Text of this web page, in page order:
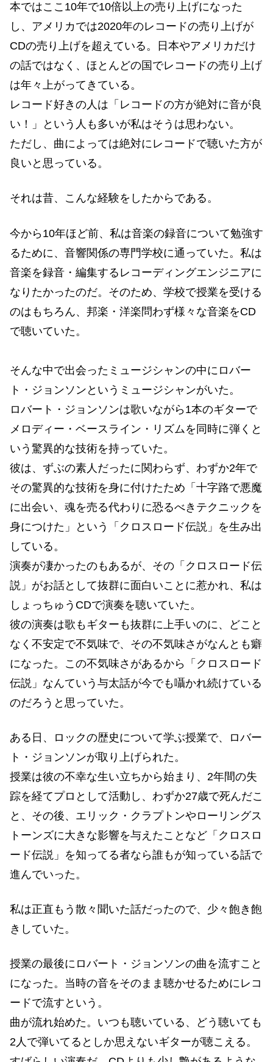
本ではここ10年で10倍以上の売り上げになった
し、アメリカでは2020年のレコードの売り上げが
CDの売り上げを超えている。日本やアメリカだけ
の話ではなく、ほとんどの国でレコードの売り上げ
は年々上がってきている。
レコード好きの人は「レコードの方が絶対に音が良
い！」という人も多いが私はそうは思わない。
ただし、曲によっては絶対にレコードで聴いた方が
良いと思っている。
それは昔、こんな経験をしたからである。
今から10年ほど前、私は音楽の録音について勉強す
るために、音響関係の専門学校に通っていた。私は
音楽を録音・編集するレコーディングエンジニアに
なりたかったのだ。そのため、学校で授業を受ける
のはもちろん、邦楽・洋楽問わず様々な音楽をCD
で聴いていた。
そんな中で出会ったミュージシャンの中にロバー
ト・ジョンソンというミュージシャンがいた。
ロバート・ジョンソンは歌いながら1本のギターで
メロディー・ベースライン・リズムを同時に弾くと
いう驚異的な技術を持っていた。
彼は、ずぶの素人だったに関わらず、わずか2年で
その驚異的な技術を身に付けたため「十字路で悪魔
に出会い、魂を売る代わりに恐るべきテクニックを
身につけた」という「クロスロード伝説」を生み出
している。
演奏が凄かったのもあるが、その「クロスロード伝
説」がお話として抜群に面白いことに惹かれ、私は
しょっちゅうCDで演奏を聴いていた。
彼の演奏は歌もギターも抜群に上手いのに、どこと
なく不安定で不気味で、その不気味さがなんとも癖
になった。この不気味さがあるから「クロスロード
伝説」なんていう与太話が今でも囁かれ続けている
のだろうと思っていた。
ある日、ロックの歴史について学ぶ授業で、ロバー
ト・ジョンソンが取り上げられた。
授業は彼の不幸な生い立ちから始まり、2年間の失
踪を経てプロとして活動し、わずか27歳で死んだこ
と、その後、エリック・クラプトンやローリングス
トーンズに大きな影響を与えたことなど「クロスロ
ード伝説」を知ってる者なら誰もが知っている話で
進んでいった。
私は正直もう散々聞いた話だったので、少々飽き飽
きしていた。
授業の最後にロバート・ジョンソンの曲を流すこと
になった。当時の音をそのまま聴かせるためにレコ
ードで流すという。
曲が流れ始めた。いつも聴いている、どう聴いても
2人で弾いてるとしか思えないギターが聴こえる。